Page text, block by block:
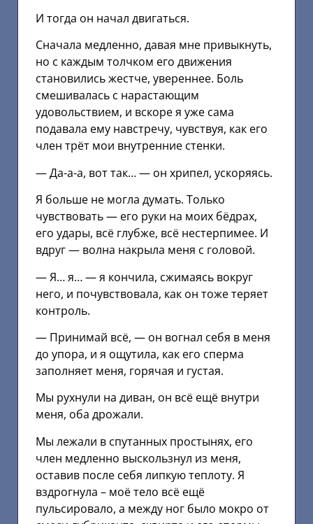
И тогда он начал двигаться.
Сначала медленно, давая мне привыкнуть,
но с каждым толчком его движения
становились жестче, увереннее. Боль
смешивалась с нарастающим
удовольствием, и вскоре я уже сама
подавала ему навстречу, чувствуя, как его
член трёт мои внутренние стенки.
— Да-а-а, вот так… — он хрипел, ускоряясь.
Я больше не могла думать. Только
чувствовать — его руки на моих бёдрах,
его удары, всё глубже, всё нестерпимее. И
вдруг — волна накрыла меня с головой.
— Я… я… — я кончила, сжимаясь вокруг
него, и почувствовала, как он тоже теряет
контроль.
— Принимай всё, — он вогнал себя в меня
до упора, и я ощутила, как его сперма
заполняет меня, горячая и густая.
Мы рухнули на диван, он всё ещё внутри
меня, оба дрожали.
Мы лежали в спутанных простынях, его
член медленно выскользнул из меня,
оставив после себя липкую теплоту. Я
вздрогнула – моё тело всё ещё
пульсировало, а между ног было мокро от